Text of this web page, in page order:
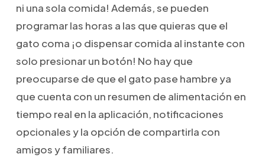
ni una sola comida! Además, se pueden
programar las horas a las que quieras que el
gato coma ¡o dispensar comida al instante con
solo presionar un botón! No hay que
preocuparse de que el gato pase hambre ya
que cuenta con un resumen de alimentación en
tiempo real en la aplicación, notificaciones
opcionales y la opción de compartirla con
amigos y familiares.